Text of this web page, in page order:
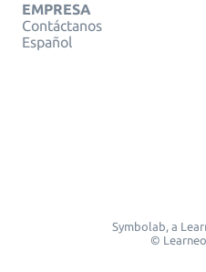
EMPRESA
Contáctanos
Español
Symbolab, a
©